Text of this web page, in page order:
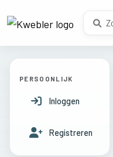
PERSOONLIJK
Inloggen
Registreren